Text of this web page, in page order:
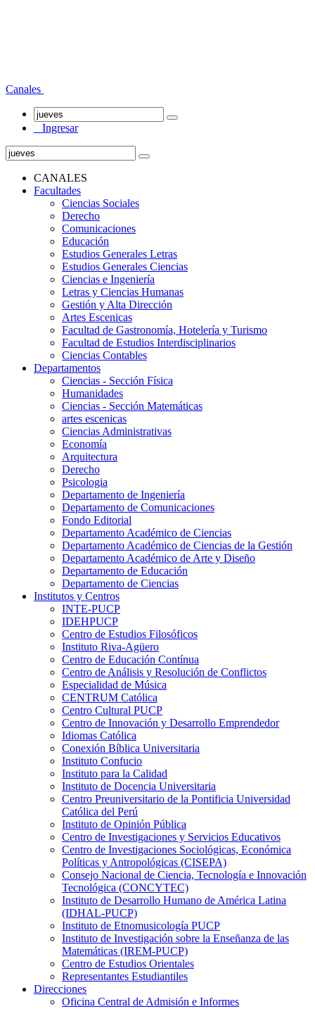
Canales
Ingresar
CANALES
Facultades
Ciencias Sociales
Derecho
Comunicaciones
Educación
Estudios Generales Letras
Estudios Generales Ciencias
Ciencias e Ingeniería
Letras y Ciencias Humanas
Gestión y Alta Dirección
Artes Escenicas
Facultad de Gastronomía, Hotelería y Turismo
Facultad de Estudios Interdisciplinarios
Ciencias Contables
Departamentos
Ciencias - Sección Física
Humanidades
Ciencias - Sección Matemáticas
artes escenicas
Ciencias Administrativas
Economía
Arquitectura
Derecho
Psicologia
Departamento de Ingeniería
Departamento de Comunicaciones
Fondo Editorial
Departamento Académico de Ciencias
Departamento Académico de Ciencias de la Gestión
Departamento Académico de Arte y Diseño
Departamento de Educación
Departamento de Ciencias
Institutos y Centros
INTE-PUCP
IDEHPUCP
Centro de Estudios Filosóficos
Instituto Riva-Agüero
Centro de Educación Contínua
Centro de Análisis y Resolución de Conflictos
Especialidad de Música
CENTRUM Católica
Centro Cultural PUCP
Centro de Innovación y Desarrollo Emprendedor
Idiomas Católica
Conexión Bíblica Universitaria
Instituto Confucio
Instituto para la Calidad
Instituto de Docencia Universitaria
Centro Preuniversitario de la Pontificia Universidad
Católica del Perú
Instituto de Opinión Pública
Centro de Investigaciones y Servicios Educativos
Centro de Investigaciones Sociológicas, Económica
Políticas y Antropológicas (CISEPA)
Consejo Nacional de Ciencia, Tecnología e Innovación
Tecnológica (CONCYTEC)
Instituto de Desarrollo Humano de América Latina
(IDHAL-PUCP)
Instituto de Etnomusicología PUCP
Instituto de Investigación sobre la Enseñanza de las
Matemáticas (IREM-PUCP)
Centro de Estudios Orientales
Representantes Estudiantiles
Direcciones
Oficina Central de Admisión e Informes